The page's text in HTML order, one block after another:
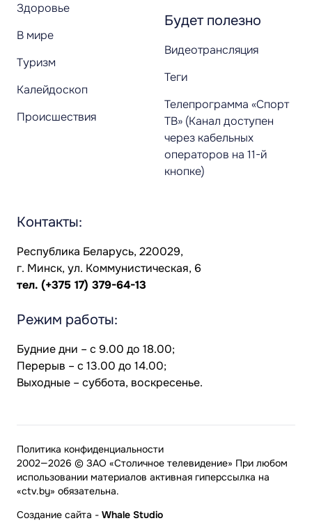
Здоровье
В мире
Туризм
Калейдоскоп
Происшествия
Будет полезно
Видеотрансляция
Теги
Телепрограмма «Спорт
ТВ» (Канал доступен
через кабельных
операторов на 11-й
кнопке)
Контакты:
Республика Беларусь, 220029,
г. Минск, ул. Коммунистическая, 6
тел. (+375 17) 379-64-13
Режим работы:
Будние дни – с 9.00 до 18.00;
Перерыв – с 13.00 до 14.00;
Выходные – суббота, воскресенье.
2002—2026 © ЗАО «Столичное телевидение» При любом
использовании материалов активная гиперссылка на
«ctv.by» обязательна.
Политика конфиденциальности
Создание сайта - Whale Studio